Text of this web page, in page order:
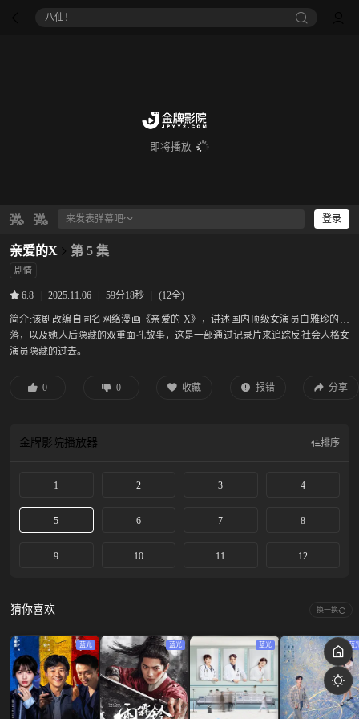
八仙！
即将播放
登录
亲爱的X 第 5 集
剧情
6.8 2025.11.06 59分18秒 (12全)
简介:该剧改编自同名网络漫画《亲爱的 X》，讲述国内顶级女演员白雅珍的没
落，以及她人后隐藏的双重面孔故事，这是一部通过记录片来追踪反社会人格女
演员隐藏的过去。
0 0 收藏 报错 分享
金牌影院播放器 排序
1 2 3 4
5 6 7 8
9 10 11 12
猜你喜欢 换一换
蓝光 蓝光 蓝光 蓝